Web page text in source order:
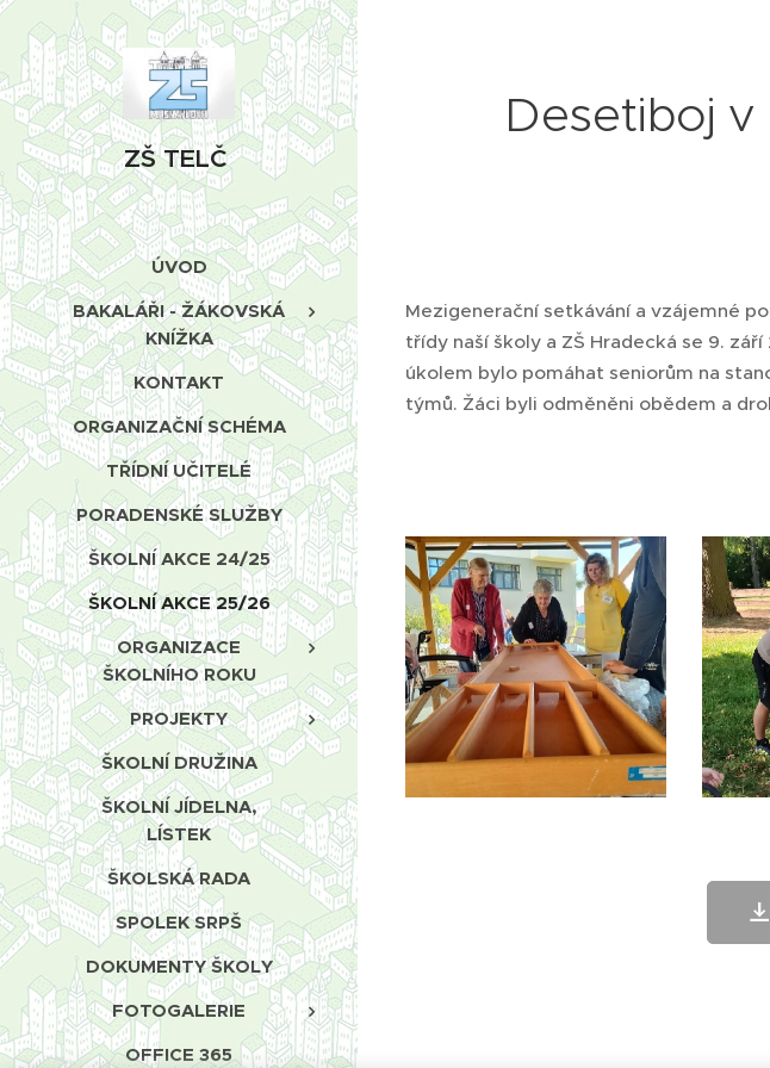
ZŠ TELČ
ÚVOD
BAKALÁŘI - ŽÁKOVSKÁ
KNÍŽKA
KONTAKT
ORGANIZAČNÍ SCHÉMA
TŘÍDNÍ UČITELÉ
PORADENSKÉ SLUŽBY
ŠKOLNÍ AKCE 24/25
ŠKOLNÍ AKCE 25/26
ORGANIZACE
ŠKOLNÍHO ROKU
PROJEKTY
ŠKOLNÍ DRUŽINA
ŠKOLNÍ JÍDELNA,
LÍSTEK
ŠKOLSKÁ RADA
SPOLEK SRPŠ
DOKUMENTY ŠKOLY
FOTOGALERIE
OFFICE 365
Desetiboj
Mezigenerační setkávání a vzájemné
třídy naší školy a ZŠ Hradecká se 9.
úkolem bylo pomáhat seniorům na
týmů. Žáci byli odměněni obědem a